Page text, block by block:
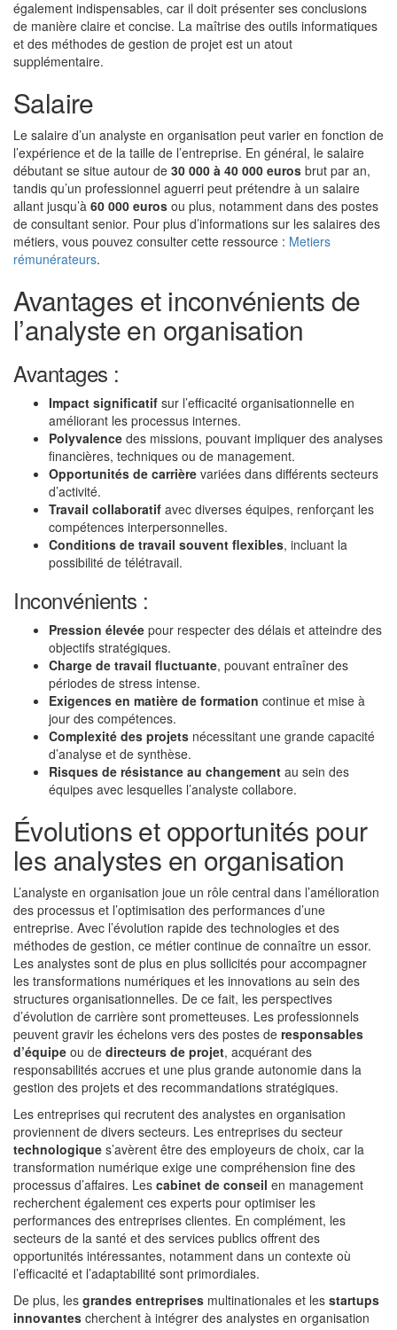
également indispensables, car il doit présenter ses conclusions
de manière claire et concise. La maîtrise des outils informatiques
et des méthodes de gestion de projet est un atout
supplémentaire.
Salaire
Le salaire d’un analyste en organisation peut varier en fonction de
l’expérience et de la taille de l’entreprise. En général, le salaire
débutant se situe autour de 30 000 à 40 000 euros brut par an,
tandis qu’un professionnel aguerri peut prétendre à un salaire
allant jusqu’à 60 000 euros ou plus, notamment dans des postes
de consultant senior. Pour plus d’informations sur les salaires des
métiers, vous pouvez consulter cette ressource : Metiers
rémunérateurs.
Avantages et inconvénients de
l’analyste en organisation
Avantages :
Impact significatif sur l’efficacité organisationnelle en
améliorant les processus internes.
Polyvalence des missions, pouvant impliquer des analyses
financières, techniques ou de management.
Opportunités de carrière variées dans différents secteurs
d’activité.
Travail collaboratif avec diverses équipes, renforçant les
compétences interpersonnelles.
Conditions de travail souvent flexibles, incluant la
possibilité de télétravail.
Inconvénients :
Pression élevée pour respecter des délais et atteindre des
objectifs stratégiques.
Charge de travail fluctuante, pouvant entraîner des
périodes de stress intense.
Exigences en matière de formation continue et mise à
jour des compétences.
Complexité des projets nécessitant une grande capacité
d’analyse et de synthèse.
Risques de résistance au changement au sein des
équipes avec lesquelles l’analyste collabore.
Évolutions et opportunités pour
les analystes en organisation
L’analyste en organisation joue un rôle central dans l’amélioration
des processus et l’optimisation des performances d’une
entreprise. Avec l’évolution rapide des technologies et des
méthodes de gestion, ce métier continue de connaître un essor.
Les analystes sont de plus en plus sollicités pour accompagner
les transformations numériques et les innovations au sein des
structures organisationnelles. De ce fait, les perspectives
d’évolution de carrière sont prometteuses. Les professionnels
peuvent gravir les échelons vers des postes de responsables
d’équipe ou de directeurs de projet, acquérant des
responsabilités accrues et une plus grande autonomie dans la
gestion des projets et des recommandations stratégiques.
Les entreprises qui recrutent des analystes en organisation
proviennent de divers secteurs. Les entreprises du secteur
technologique s’avèrent être des employeurs de choix, car la
transformation numérique exige une compréhension fine des
processus d’affaires. Les cabinet de conseil en management
recherchent également ces experts pour optimiser les
performances des entreprises clientes. En complément, les
secteurs de la santé et des services publics offrent des
opportunités intéressantes, notamment dans un contexte où
l’efficacité et l’adaptabilité sont primordiales.
De plus, les grandes entreprises multinationales et les startups
innovantes cherchent à intégrer des analystes en organisation